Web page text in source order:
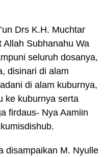
Drs K.H. Muchtar
Subhanahu Wa
seluruh dosanya,
disinari di alam
di alam kuburnya,
ke kuburnya serta
firdaus- Nya Aamiin
disampaikan M. Nyulle